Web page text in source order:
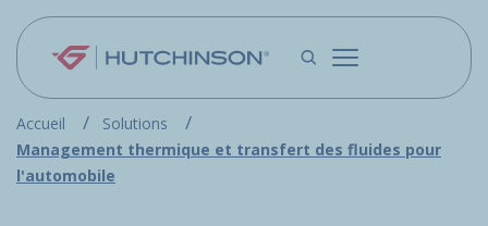
Aller au contenu principal
Accueil
Solutions
Management thermique et transfert des fluides pour
l'automobile